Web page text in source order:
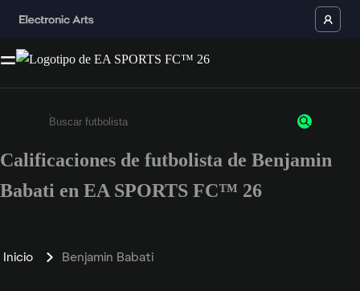
Ingresa un mínimo de 3 caracteres o números
Calificaciones de futbolista de Benjamin
Babati en EA SPORTS FC™ 26
Inicio Benjamin Babati